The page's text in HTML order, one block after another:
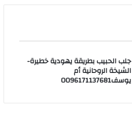
جلب الحبيب بطريقة يهودية خطيرة-
الشيخة الروحانية أم
يوسف0096171137681